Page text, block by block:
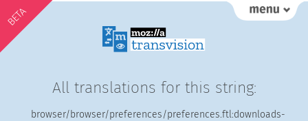
BETA
All translations for this string:
browser/browser/preferences/preferences.ftl:downloads-